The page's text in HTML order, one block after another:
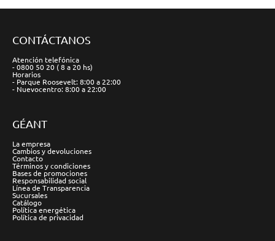
CONTÁCTANOS
Atención telefónica
- 0800 50 20 ( 8 a 20 hs)
Horarios
- Parque Roosevelt: 8:00 a 22:00
- Nuevocentro: 8:00 a 22:00
GÉANT
La empresa
Cambios y devoluciones
Contacto
Términos y condiciones
Bases de promociones
Responsabilidad social
Línea de Transparencia
Sucursales
Catálogo
Política energética
Política de privacidad